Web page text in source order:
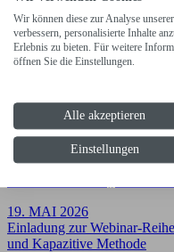
Gashandling
Gasanalyse
06. JULI 2026
Am 03. Juli 2026 feierte
06. JULI 2026
DILO Global Agents Meeting
19. MAI 2026
Einladung zur Webinar-
und Kapazitive Methode
Wir können diese zur Analyse
verbessern, personalisierte Inhalte
Erlebnis zu bieten. Für weitere
öffnen Sie die Einstellungen.
Alle akzeptieren
Einstellungen